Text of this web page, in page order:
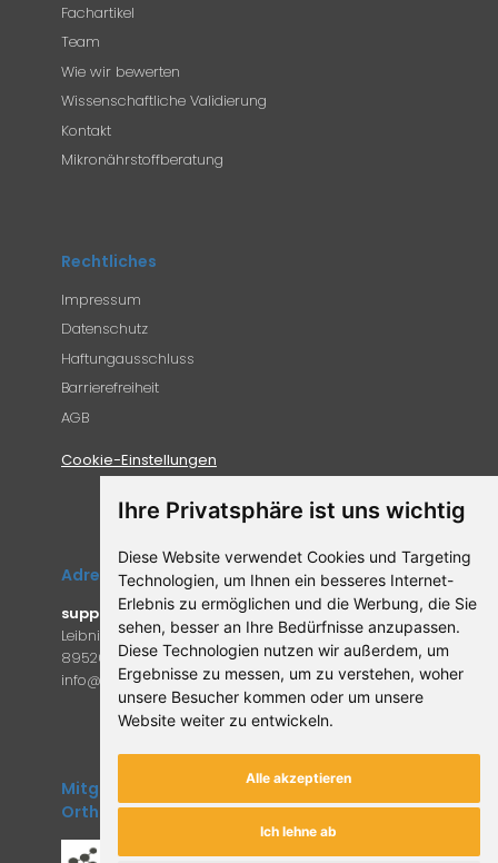
Ihre Privatsphäre ist uns wichtig
Diese Website verwendet Cookies und Targeting
Technologien, um Ihnen ein besseres Internet-
Erlebnis zu ermöglichen und die Werbung, die Sie
sehen, besser an Ihre Bedürfnisse anzupassen.
Diese Technologien nutzen wir außerdem, um
Ergebnisse zu messen, um zu verstehen, woher
unsere Besucher kommen oder um unsere
Website weiter zu entwickeln.
Alle akzeptieren
Ich lehne ab
Fachartikel
Team
Wie wir bewerten
Wissenschaftliche Validierung
Kontakt
Mikronährstoffberatung
Rechtliches
Impressum
Datenschutz
Haftungausschluss
Barrierefreiheit
AGB
Cookie-Einstellungen
Adresse
supplemento.de
Leibniz-Campus 9
89520 Heidenheim an der Brenz
info@supplemento.de
Mitglied des Forum
Orthomolekulare Medizin